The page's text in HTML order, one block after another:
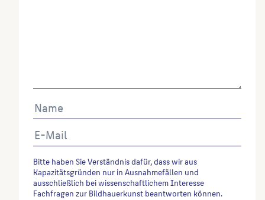
Bitte haben Sie Verständnis dafür, dass wir aus
Kapazitätsgründen nur in Ausnahmefällen und
ausschließlich bei wissenschaftlichem Interesse
Fachfragen zur Bildhauerkunst beantworten können.